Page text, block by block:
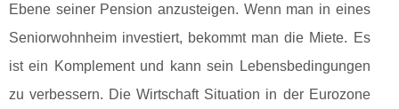
Ebene seiner Pension anzusteigen. Wenn man in eines
Seniorwohnheim investiert, bekommt man die Miete. Es
ist ein Komplement und kann sein Lebensbedingungen
zu verbessern. Die Wirtschaft Situation in der Eurozone